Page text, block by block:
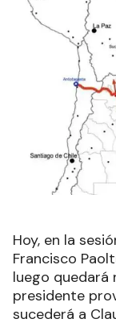
Hoy, en la
Francisco
luego quedará
presidente
sucederá a